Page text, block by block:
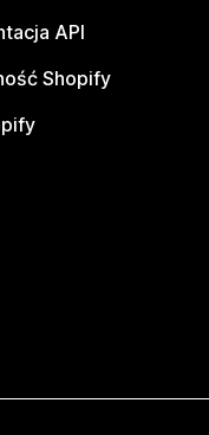
API
Shopify